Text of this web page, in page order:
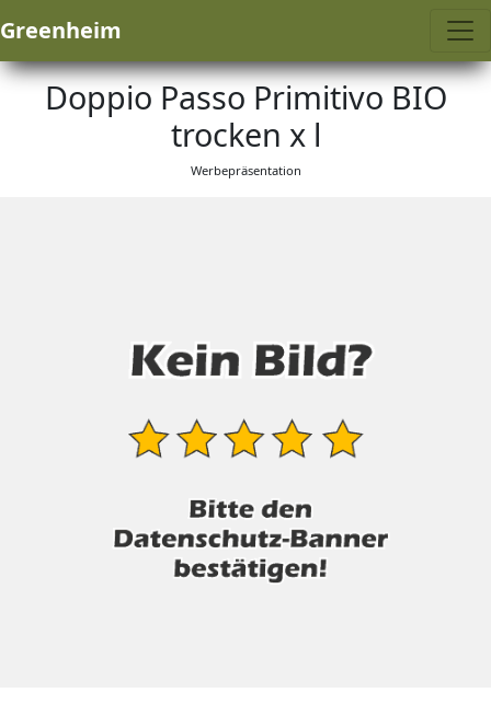
Greenheim
Doppio Passo Primitivo BIO
trocken x l
Werbepräsentation